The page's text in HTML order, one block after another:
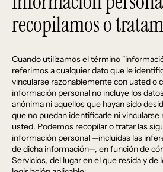
recopilamos o
Cuando utilizamos el término
referimos a cualquier dato que le
vincularse razonablemente con usted o
información personal no incluye los
anónima ni aquellos que hayan sido
que no puedan identificarle ni
usted. Podemos recopilar o tratar las
información personal —incluidas las
de dicha información—, en función de
Servicios, del lugar en el que resida y de